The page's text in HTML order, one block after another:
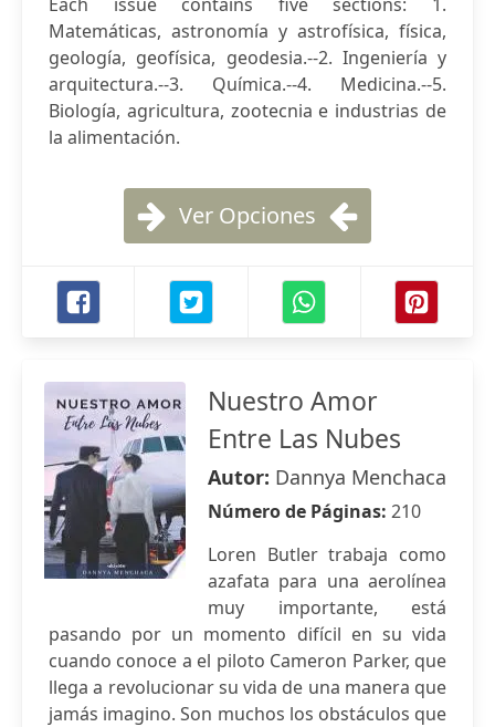
Matemáticas, astronomía y astrofísica, física,
geología, geofísica, geodesia.--2. Ingeniería y
arquitectura.--3. Química.--4. Medicina.--5.
Biología, agricultura, zootecnia e industrias de
la alimentación.
Ver Opciones
Nuestro Amor
Entre Las Nubes
Autor: Dannya Menchaca
Número de Páginas: 210
Loren Butler trabaja como
azafata para una aerolínea
muy importante, está
pasando por un momento difícil en su vida
cuando conoce a el piloto Cameron Parker, que
llega a revolucionar su vida de una manera que
jamás imagino. Son muchos los obstáculos que